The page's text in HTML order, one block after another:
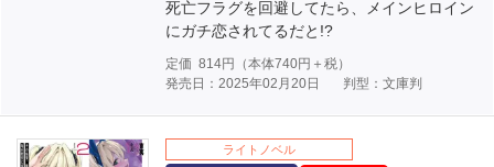
死亡フラグを回避してたら、メインヒロイン
にガチ恋されてるだと!?
定価 814円（本体740円＋税）
発売日：2025年02月20日
判型：文庫判
ライトノベル